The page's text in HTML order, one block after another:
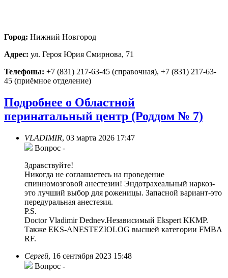
Город: Нижний Новгород
Адрес: ул. Героя Юрия Смирнова, 71
Телефоны: +7 (831) 217-63-45 (справочная), +7 (831) 217-63-
45 (приёмное отделение)
Подробнее о Областной
перинатальный центр (Роддом № 7)
VLADIMIR, 03 марта 2026 17:47
Вопрос -
Здравствуйте!
Никогда не соглашаетесь на проведение
спинномозговой анестезии! Эндотрахеальный наркоз-
это лучший выбор для роженицы. Запасной вариант-это
передуральная анестезия.
P.S.
Doctor Vladimir Dednev.Независимый Ekspert KKMP.
Также EKS-ANESTEZIOLOG высшей категории FMBA
RF.
Сергей, 16 сентября 2023 15:48
Вопрос -